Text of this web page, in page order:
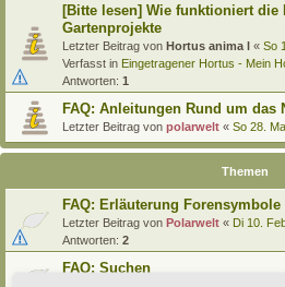
[Bitte lesen] Wie funktioniert die
Gartenprojekte
Letzter Beitrag von Hortus anima l « So
Verfasst in Eingetragener Hortus - Mein
Antworten: 1
FAQ: Anleitungen Rund um das
Letzter Beitrag von polarwelt « So 28.
Themen
FAQ: Erläuterung Forensymbole
Letzter Beitrag von Polarwelt « Di 10.
Antworten: 2
FAQ: Suchen